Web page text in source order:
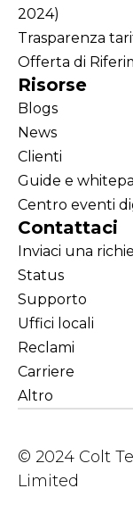
2024)
Trasparenza
Offerta di
Risorse
Blogs
News
Clienti
Guide e
Centro eventi
Contattaci
Inviaci una
Status
Supporto
Uffici locali
Reclami
Carriere
Altro
© 2024 Colt
Limited